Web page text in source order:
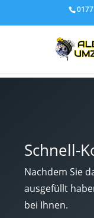
Schnell-
Nachdem Sie
ausgefüllt
bei Ihnen.